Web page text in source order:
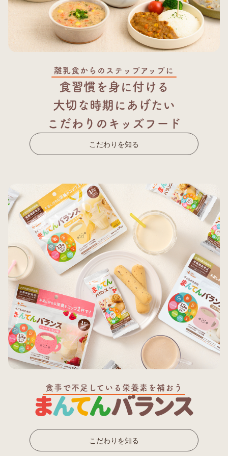
離乳食からのステップアップに
食習慣を身に付ける
大切な時期にあげたい
こだわりのキッズフード
こだわりを知る
食事で不足している栄養素を補おう
こだわりを知る